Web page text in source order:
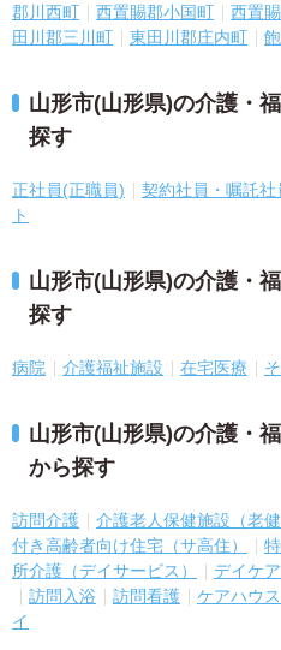
郡川西町
西置賜郡小国町 西置
田川郡三川町
東田川郡庄内町
山形市(山形県)の介護・
探す
正社員(正職員) 契約社員・嘱託社
ト
山形市(山形県)の介護・
探す
病院 介護福祉施設 在宅医療
山形市(山形県)の介護・
から探す
訪問介護 介護老人保健施設（老健
付き高齢者向け住宅（サ高住）
所介護（デイサービス）
デイケ
訪問入浴
訪問看護 ケアハウ
イ